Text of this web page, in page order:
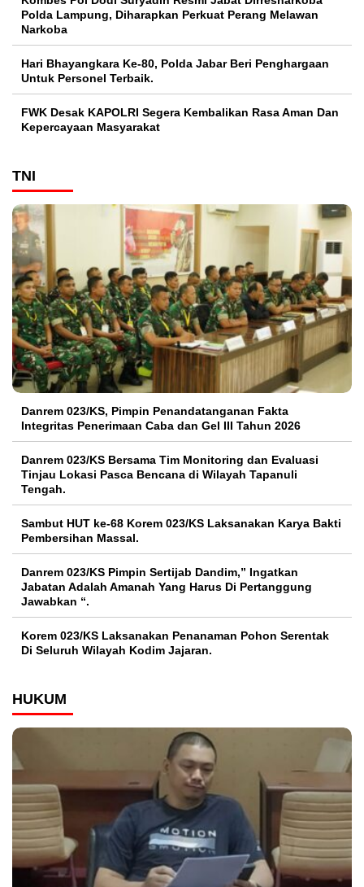
Polda Lampung, Diharapkan Perkuat Perang Melawan
Narkoba
Hari Bhayangkara Ke-80, Polda Jabar Beri Penghargaan
Untuk Personel Terbaik.
FWK Desak KAPOLRI Segera Kembalikan Rasa Aman Dan
Kepercayaan Masyarakat
TNI
Danrem 023/KS, Pimpin Penandatanganan Fakta
Integritas Penerimaan Caba dan Gel III Tahun 2026
Danrem 023/KS Bersama Tim Monitoring dan Evaluasi
Tinjau Lokasi Pasca Bencana di Wilayah Tapanuli
Tengah.
Sambut HUT ke-68 Korem 023/KS Laksanakan Karya Bakti
Pembersihan Massal.
Danrem 023/KS Pimpin Sertijab Dandim,” Ingatkan
Jabatan Adalah Amanah Yang Harus Di Pertanggung
Jawabkan “.
Korem 023/KS Laksanakan Penanaman Pohon Serentak
Di Seluruh Wilayah Kodim Jajaran.
HUKUM